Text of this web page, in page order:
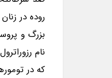
روده در
بزرگ و
نام
که در